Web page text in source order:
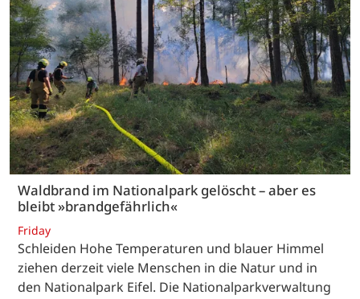
Waldbrand im Nationalpark gelöscht – aber es
bleibt »brandgefährlich«
Friday
Schleiden Hohe Temperaturen und blauer Himmel
ziehen derzeit viele Menschen in die Natur und in
den Nationalpark Eifel. Die Nationalparkverwaltung